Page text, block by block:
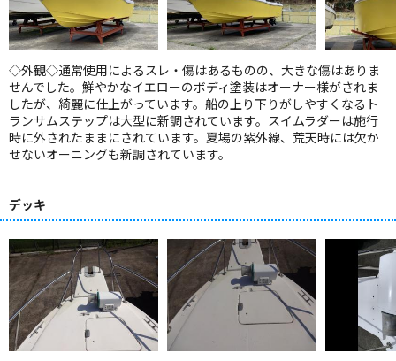
◇外観◇通常使用によるスレ・傷はあるものの、大きな傷はありま
せんでした。鮮やかなイエローのボディ塗装はオーナー様がされま
したが、綺麗に仕上がっています。船の上り下りがしやすくなるト
ランサムステップは大型に新調されています。スイムラダーは施行
時に外されたままにされています。夏場の紫外線、荒天時には欠か
せないオーニングも新調されています。
デッキ